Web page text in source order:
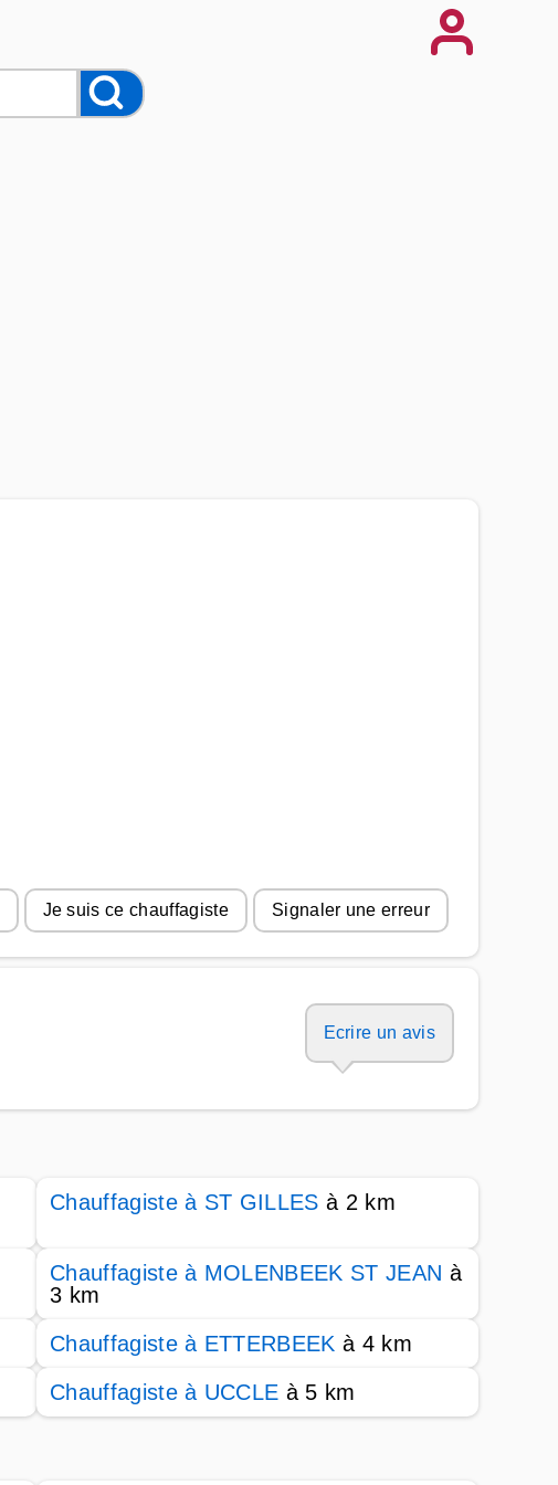
Je suis ce chauffagiste Signaler une erreur
Ecrire un avis
Chauffagiste à ST GILLES à 2 km
Chauffagiste à MOLENBEEK ST JEAN à
3 km
Chauffagiste à ETTERBEEK à 4 km
Chauffagiste à UCCLE à 5 km